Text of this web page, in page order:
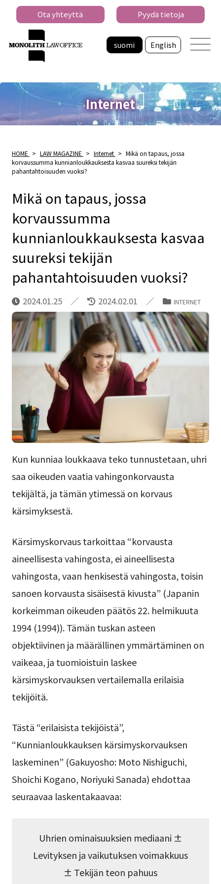
suomi English
Ota yhteyttä Pyydä tietoja
Internet
HOME > LAW MAGAZINE > Internet > Mikä on tapaus, jossa
korvaussumma kunnianloukkauksesta kasvaa suureksi tekijän
pahantahtoisuuden vuoksi?
Mikä on tapaus, jossa
korvaussumma
kunnianloukkauksesta kasvaa
suureksi tekijän
pahantahtoisuuden vuoksi?
2024.01.25 2024.02.01 INTERNET
Kun kunniaa loukkaava teko tunnustetaan, uhri
saa oikeuden vaatia vahingonkorvausta
tekijältä, ja tämän ytimessä on korvaus
kärsimyksestä.
Kärsimyskorvaus tarkoittaa “korvausta
aineellisesta vahingosta, ei aineellisesta
vahingosta, vaan henkisestä vahingosta, toisin
sanoen korvausta sisäisestä kivusta” (Japanin
korkeimman oikeuden päätös 22. helmikuuta
1994 (1994)). Tämän tuskan asteen
objektiivinen ja määrällinen ymmärtäminen on
vaikeaa, ja tuomioistuin laskee
kärsimyskorvauksen vertailemalla erilaisia
tekijöitä.
Tästä “erilaisista tekijöistä”,
“Kunnianloukkauksen kärsimyskorvauksen
laskeminen” (Gakuyosho: Moto Nishiguchi,
Shoichi Kogano, Noriyuki Sanada) ehdottaa
seuraavaa laskentakaavaa:
Uhrien ominaisuuksien mediaani ±
Levityksen ja vaikutuksen voimakkuus
± Tekijän teon pahuus